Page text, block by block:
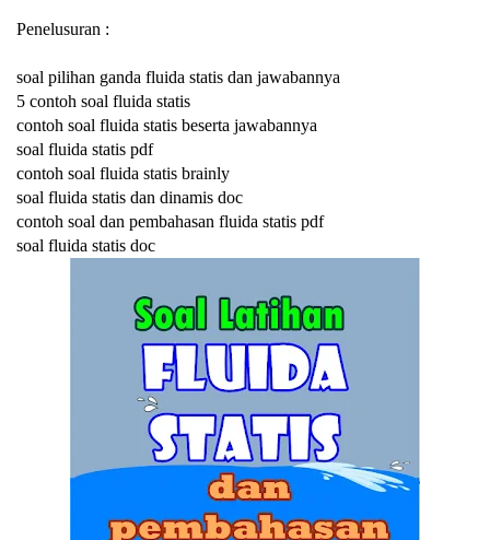
Penelusuran :
soal pilihan ganda fluida statis dan jawabannya
5 contoh soal fluida statis
contoh soal fluida statis beserta jawabannya
soal fluida statis pdf
contoh soal fluida statis brainly
soal fluida statis dan dinamis doc
contoh soal dan pembahasan fluida statis pdf
soal fluida statis doc